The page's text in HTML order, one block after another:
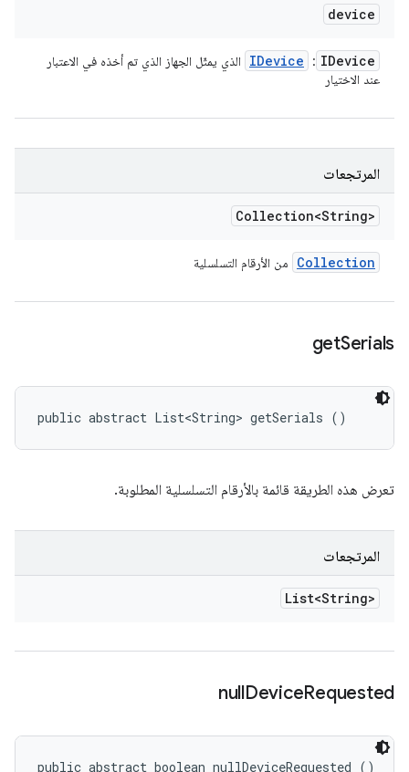
device
IDevice
:
IDevice
الذي يمثّل الجهاز الذي تم أخذه في الاعتبار
عند الاختيار
المرتجعات
Collection<String>
Collection من الأرقام التسلسلية
getSerials
public abstract List<String> getSerials ()
تعرض هذه الطريقة قائمة بالأرقام التسلسلية المطلوبة.
المرتجعات
List<String>
nullDeviceRequested
public abstract boolean nullDeviceRequested ()